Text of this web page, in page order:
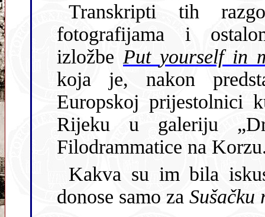
Transkripti tih razgovora,
fotografijama i
izložbe
Put yourself
koja je, nakon
Europskoj prijestolnici
Rijeku u galeriju
Filodrammatice na
Kakva su im bila iskustva, Milijana Babić i
donose samo za Sušačku